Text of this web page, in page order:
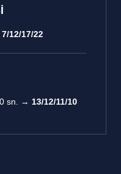
7/12/17/22
sn. → 13/12/11/10